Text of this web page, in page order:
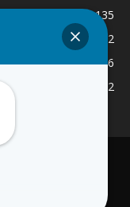
135
132
126
122